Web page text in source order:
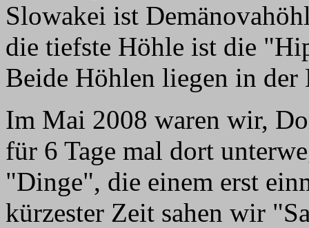
Slowakei ist
die tiefste Höhle ist die
Beide Höhlen liegen in der
Im Mai 2008 waren wir,
für 6 Tage mal dort
"Dinge", die einem erst
kürzester Zeit sahen wir